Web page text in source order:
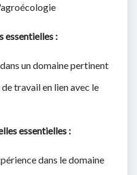
essentielles :
un domaine pertinent
travail en lien avec le
essentielles :
dans le domaine